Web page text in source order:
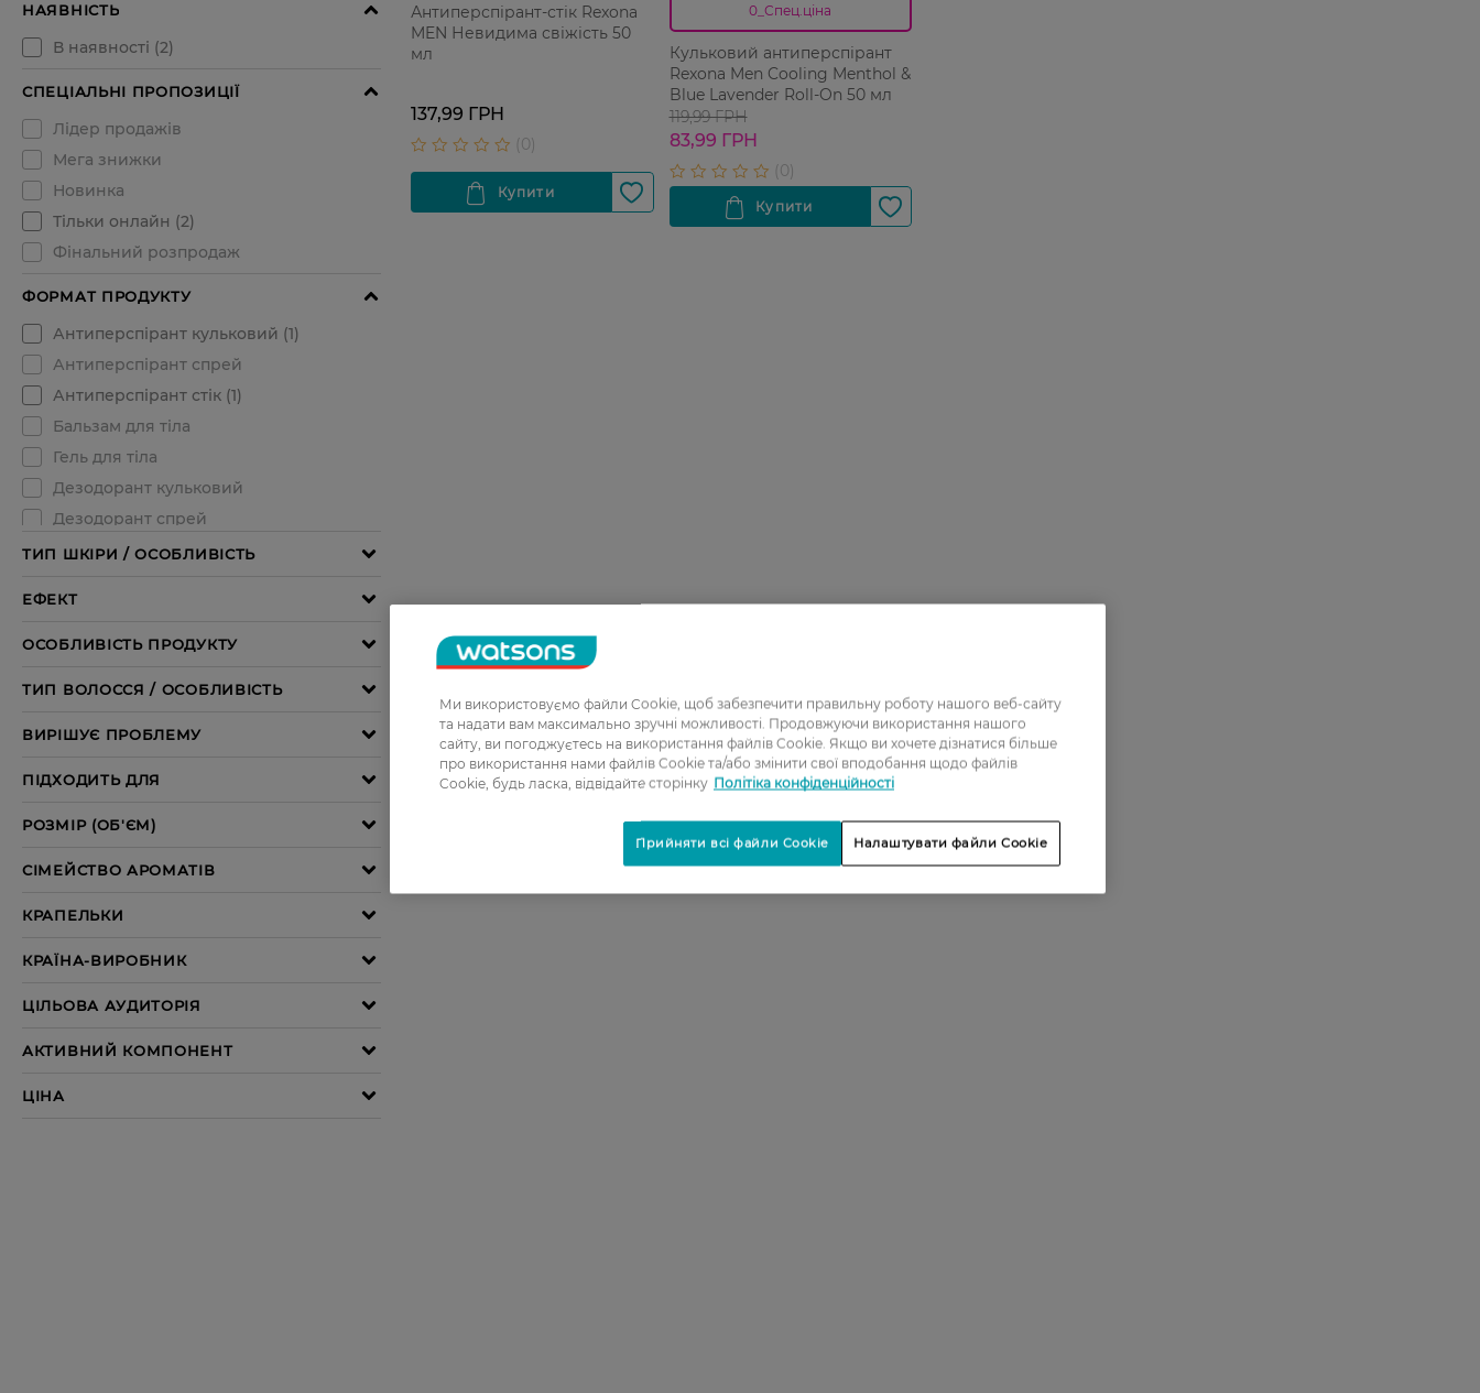
Антиперспірант-стік Rexona
MEN Невидима свіжість 50
мл
137,99 ГРН
0_Спец.ціна
Кульковий антиперспірант
Rexona Men Cooling Menthol &
Blue Lavender Roll‑On 50 мл
119,99 ГРН
83,99 ГРН
Ми використовуємо файли Cookie, щоб забезпечити правильну роботу нашого веб-сайту
та надати вам максимально зручні можливості. Продовжуючи використання нашого
сайту, ви погоджуєтесь на використання файлів Cookie. Якщо ви хочете дізнатися більше
про використання нами файлів Cookie та/або змінити свої вподобання щодо файлів
Cookie, будь ласка, відвідайте сторінку Політіка конфіденційності
Налаштувати файли Cookie
Прийняти всі файли Cookie